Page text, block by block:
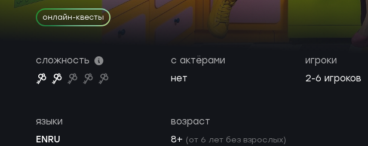
онлайн-квесты
сложность
с актёрами
нет
игроки
2-6 игроков
языки
ENRU
возраст
8+ (от 6 лет без взрослых)